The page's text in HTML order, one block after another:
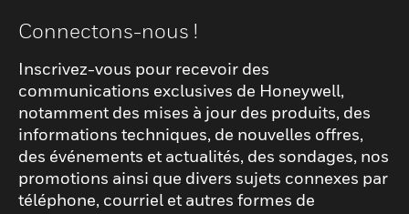
Connectons-nous !
Inscrivez-vous pour recevoir des
communications exclusives de Honeywell,
notamment des mises à jour des produits, des
informations techniques, de nouvelles offres,
des événements et actualités, des sondages, nos
promotions ainsi que divers sujets connexes par
téléphone, courriel et autres formes de